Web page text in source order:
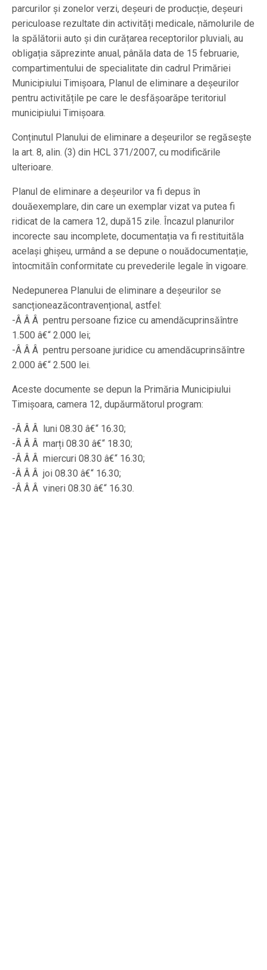
parcurilor și zonelor verzi, deșeuri de producție, deșeuri
periculoase rezultate din activități medicale, nămolurile de
la spălătorii auto și din curățarea receptorilor pluviali, au
obligația săprezinte anual, pânăla data de 15 februarie,
compartimentului de specialitate din cadrul Primăriei
Municipiului Timișoara, Planul de eliminare a deșeurilor
pentru activitățile pe care le desfășoarăpe teritoriul
municipiului Timișoara.
Conținutul Planului de eliminare a deșeurilor se regăsește
la art. 8, alin. (3) din HCL 371/2007, cu modificările
ulterioare.
Planul de eliminare a deșeurilor va fi depus în
douăexemplare, din care un exemplar vizat va putea fi
ridicat de la camera 12, după15 zile. Încazul planurilor
incorecte sau incomplete, documentația va fi restituităla
același ghișeu, urmând a se depune o nouădocumentație,
întocmităîn conformitate cu prevederile legale în vigoare.
Nedepunerea Planului de eliminare a deșeurilor se
sancționeazăcontravențional, astfel:
-Â Â Â pentru persoane fizice cu amendăcuprinsăîntre
1.500 â€“ 2.000 lei;
-Â Â Â pentru persoane juridice cu amendăcuprinsăîntre
2.000 â€“ 2.500 lei.
Aceste documente se depun la Primăria Municipiului
Timișoara, camera 12, dupăurmătorul program:
-Â Â Â luni 08.30 â€“ 16.30;
-Â Â Â marți 08.30 â€“ 18.30;
-Â Â Â miercuri 08.30 â€“ 16.30;
-Â Â Â joi 08.30 â€“ 16.30;
-Â Â Â vineri 08.30 â€“ 16.30.